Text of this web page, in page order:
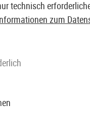
Piston
technisch
zum